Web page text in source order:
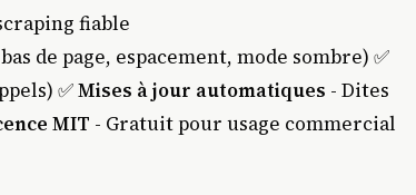
fiable
de page, espacement, mode sombre) ✅
✅Mises à jour automatiques - Dites
MIT - Gratuit pour usage commercial